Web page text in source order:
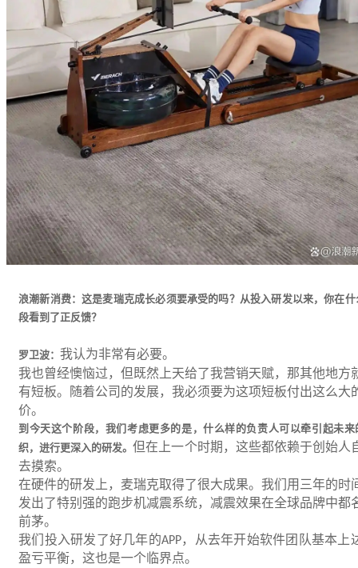
浪潮新消费：这是麦瑞克成长必须要承受的吗？从投入研发以来，你在什
段看到了正反馈？
罗卫波： 我认为非常有必要。
我也曾经懊恼过，但既然上天给了我营销天赋，那其他地方
有短板。随着公司的发展，我必须要为这项短板付出这么大
价。
到今天这个阶段，我们考虑更多的是，什么样的负责人可以牵引起未来
织，进行更深入的研发。但在上一个时期，这些都依赖于创始人
去摸索。
在硬件的研发上，麦瑞克取得了很大成果。我们用三年的时
发出了特别强的跑步机减震系统，减震效果在全球品牌中都
前茅。
我们投入研发了好几年的APP，从去年开始软件团队基本上
盈亏平衡，这也是一个临界点。